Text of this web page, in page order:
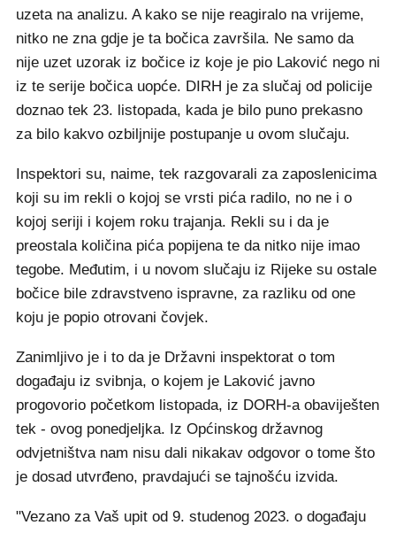
uzeta na analizu. A kako se nije reagiralo na vrijeme,
nitko ne zna gdje je ta bočica završila. Ne samo da
nije uzet uzorak iz bočice iz koje je pio Laković nego ni
iz te serije bočica uopće. DIRH je za slučaj od policije
doznao tek 23. listopada, kada je bilo puno prekasno
za bilo kakvo ozbiljnije postupanje u ovom slučaju.
Inspektori su, naime, tek razgovarali za zaposlenicima
koji su im rekli o kojoj se vrsti pića radilo, no ne i o
kojoj seriji i kojem roku trajanja. Rekli su i da je
preostala količina pića popijena te da nitko nije imao
tegobe. Međutim, i u novom slučaju iz Rijeke su ostale
bočice bile zdravstveno ispravne, za razliku od one
koju je popio otrovani čovjek.
Zanimljivo je i to da je Državni inspektorat o tom
događaju iz svibnja, o kojem je Laković javno
progovorio početkom listopada, iz DORH-a obaviješten
tek - ovog ponedjeljka. Iz Općinskog državnog
odvjetništva nam nisu dali nikakav odgovor o tome što
je dosad utvrđeno, pravdajući se tajnošću izvida.
"Vezano za Vaš upit od 9. studenog 2023. o događaju